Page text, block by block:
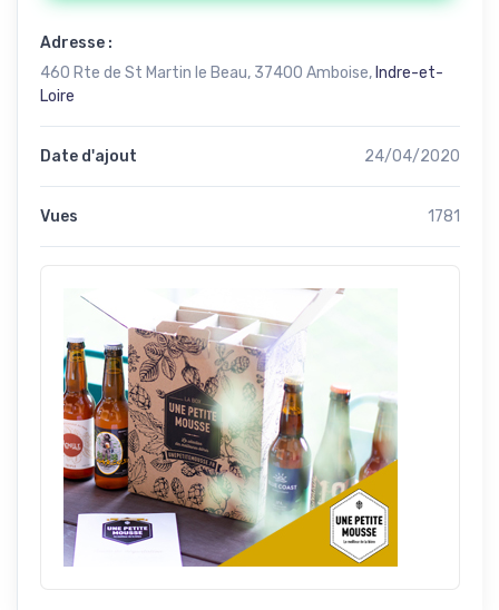
Adresse :
460 Rte de St Martin le Beau, 37400 Amboise, Indre-et-
Loire
Date d'ajout 24/04/2020
Vues 1781